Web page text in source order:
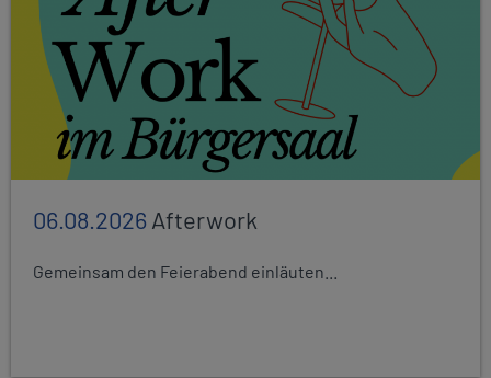
06.08.2026Afterwork
Gemeinsam den Feierabend einläuten...